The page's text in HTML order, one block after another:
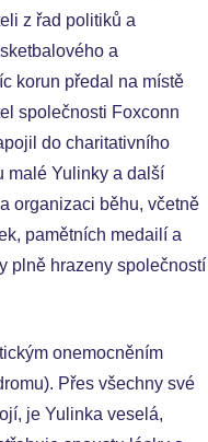
z řad politiků a
a
korun předal na místě
společnosti Foxconn
do charitativního
malé Yulinky a další
organizaci běhu, včetně
pamětních medailí a
plně hrazeny společností
onemocněním
Přes všechny své
je Yulinka veselá,